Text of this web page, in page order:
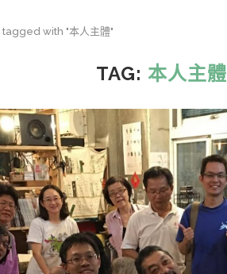
tagged with "本人主體"
TAG:本人主體